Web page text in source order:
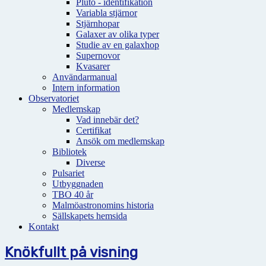
Pluto - identifikation
Variabla stjärnor
Stjärnhopar
Galaxer av olika typer
Studie av en galaxhop
Supernovor
Kvasarer
Användarmanual
Intern information
Observatoriet
Medlemskap
Vad innebär det?
Certifikat
Ansök om medlemskap
Bibliotek
Diverse
Pulsariet
Utbyggnaden
TBO 40 år
Malmöastronomins historia
Sällskapets hemsida
Kontakt
Knökfullt på visning